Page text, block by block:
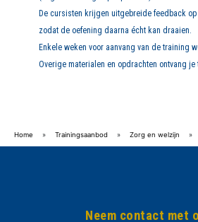
De cursisten krijgen uitgebreide feedback
zodat de oefening daarna écht kan draaien.
Enkele weken voor aanvang van de training
Overige materialen en opdrachten ontvang
Home » Trainingsaanbod » Zorg en welzijn »
Neem contact met